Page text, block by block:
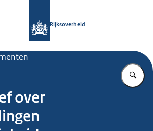
Rijksoverheid
over